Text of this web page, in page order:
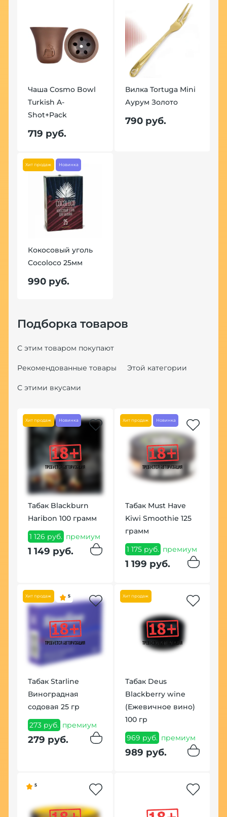
Чаша Cosmo Bowl
Turkish A-
Shot+Pack
719 руб.
Вилка Tortuga Mini
Аурум Золото
790 руб.
Хит продаж Новинка
Кокосовый уголь
Cocoloco 25мм
990 руб.
Подборка товаров
С этим товаром покупают
Рекомендованные товары Этой категории
С этими вкусами
Хит продаж Новинка
Табак Blackburn
Haribon 100 грамм
1 126 руб. премиум
1 149 руб.
Хит продаж Новинка
Табак Must Have
Kiwi Smoothie 125
грамм
1 175 руб. премиум
1 199 руб.
Хит продаж 5
Табак Starline
Виноградная
содовая 25 гр
273 руб. премиум
279 руб.
Хит продаж
Табак Deus
Blackberry wine
(Ежевичное вино)
100 гр
969 руб. премиум
989 руб.
5